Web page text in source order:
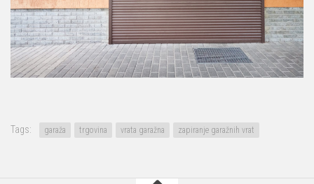
Tags: garaža trgovina vrata garažna zapiranje garažnih vrat